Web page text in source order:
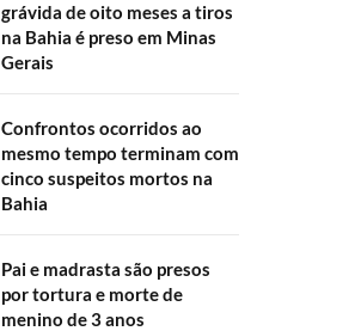
grávida de oito meses a tiros
na Bahia é preso em Minas
Gerais
Confrontos ocorridos ao
mesmo tempo terminam com
cinco suspeitos mortos na
Bahia
Pai e madrasta são presos
por tortura e morte de
menino de 3 anos